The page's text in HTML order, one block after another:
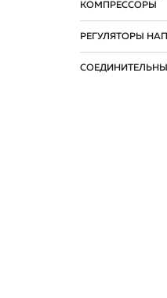
КОМПРЕССОРЫ
РЕГУЛЯТОРЫ